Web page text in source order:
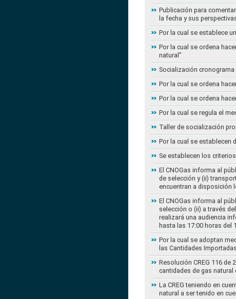
Publicación para
la fecha y sus
Por la cual se establece
Por la cual se ordena
natural”
Socialización cronograma
Por la cual se ordena
Por la cual se ordena
Por la cual se regula el
Taller de socialización
Por la cual se establecen
Se establecen los
El CNOGas informa al
de selección y (ii)
encuentran a disposición
El CNOGas informa al
selección o (ii) a través
realizará una audiencia
hasta las 17:00 horas del
Por la cual se adoptan
las Cantidades
Resolución CREG 116 de
cantidades de gas
La CREG teniendo en
natural a ser tenido en